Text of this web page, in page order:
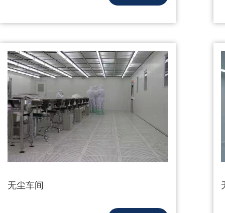
无尘车间